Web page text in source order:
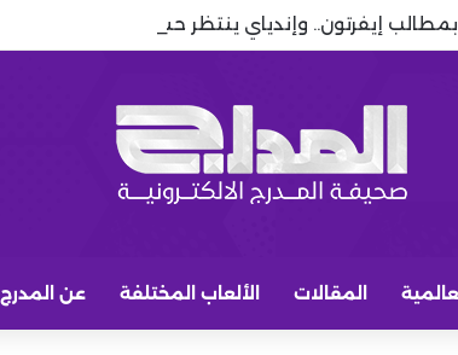
إيفرتون.. وإندياي ينتظر حسم الصفقة
المقالات الألعاب المختلفة عن المدرج